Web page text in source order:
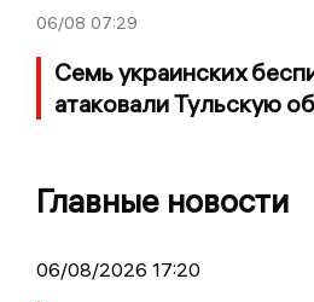
06/08 07:29
Семь украинских
атаковали Тульскую
Главные новости
06/08/2026 17:20